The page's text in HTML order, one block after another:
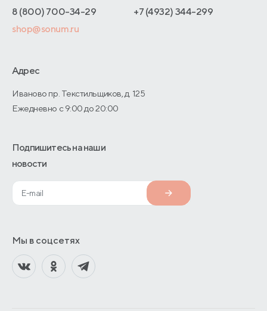
Адреса магазинов
Договор-оферты
Оптовые продажи
О производстве
8 (800) 700-34-29
+7 (4932) 344-299
shop@sonum.ru
Адрес
Иваново пр. Текстильщиков, д. 125
Ежедневно с 9:00 до 20:00
Подпишитесь на наши
новости
Мы в соцсетях